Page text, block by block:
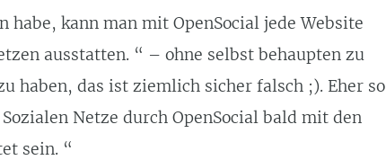
habe, kann man mit OpenSocial jede Website
ausstatten. “ – ohne selbst behaupten zu
haben, das ist ziemlich sicher falsch ;). Eher so
Netze durch OpenSocial bald mit den
sein. “